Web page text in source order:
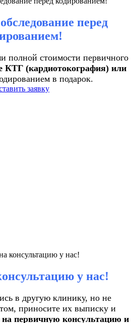
перед
полной стоимости первичного
КТГ (кардиотокография) или
в подарок.
заявку
у нас!
в другую клинику, но не
приносите их выписку и
первичную консультацию и